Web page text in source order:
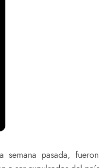
semana pasada,